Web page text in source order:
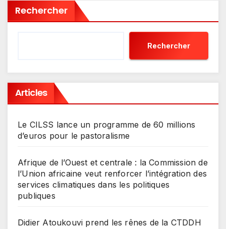
Rechercher
Rechercher
Articles
Le CILSS lance un programme de 60 millions
d’euros pour le pastoralisme
Afrique de l’Ouest et centrale : la Commission de
l’Union africaine veut renforcer l’intégration des
services climatiques dans les politiques
publiques
Didier Atoukouvi prend les rênes de la CTDDH